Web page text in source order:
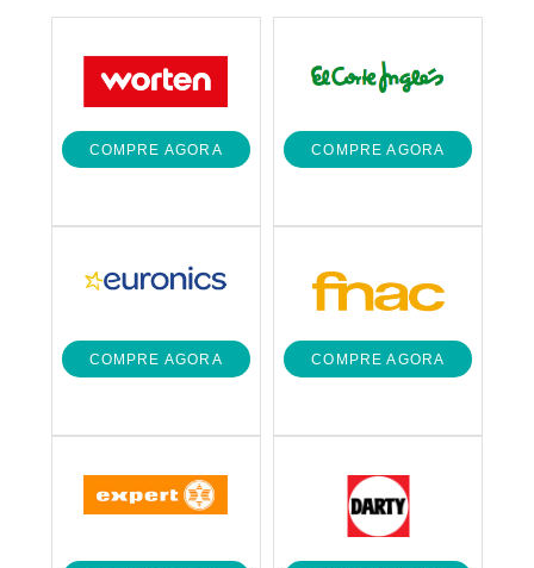
COMPRE AGORA COMPRE AGORA
COMPRE AGORA COMPRE AGORA